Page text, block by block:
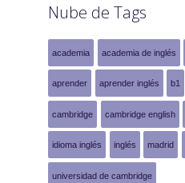
Nube de Tags
academia academia de inglés
aprender aprender inglés b1
cambridge cambridge english
idioma inglés inglés madrid
universidad de cambridge